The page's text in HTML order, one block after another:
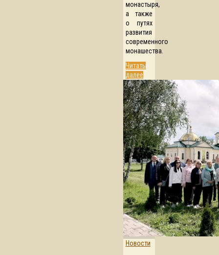
монастыря,
а также
о путях
развития
современного
монашества.
Читать
далее
Новости